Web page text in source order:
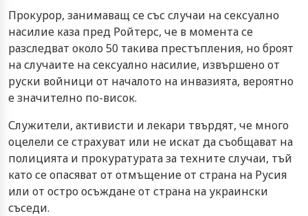
Прокурор, занимаващ се със случаи на сексуално
насилие каза пред Ройтерс, че в момента се
разследват около 50 такива престъпления, но броят
на случаите на сексуално насилие, извършено от
руски войници от началото на инвазията, вероятно
е значително по-висок.
Служители, активисти и лекари твърдят, че много
оцелели се страхуват или не искат да съобщават на
полицията и прокуратурата за техните случаи, тъй
като се опасяват от отмъщение от страна на Русия
или от остро осъждане от страна на украински
съседи.